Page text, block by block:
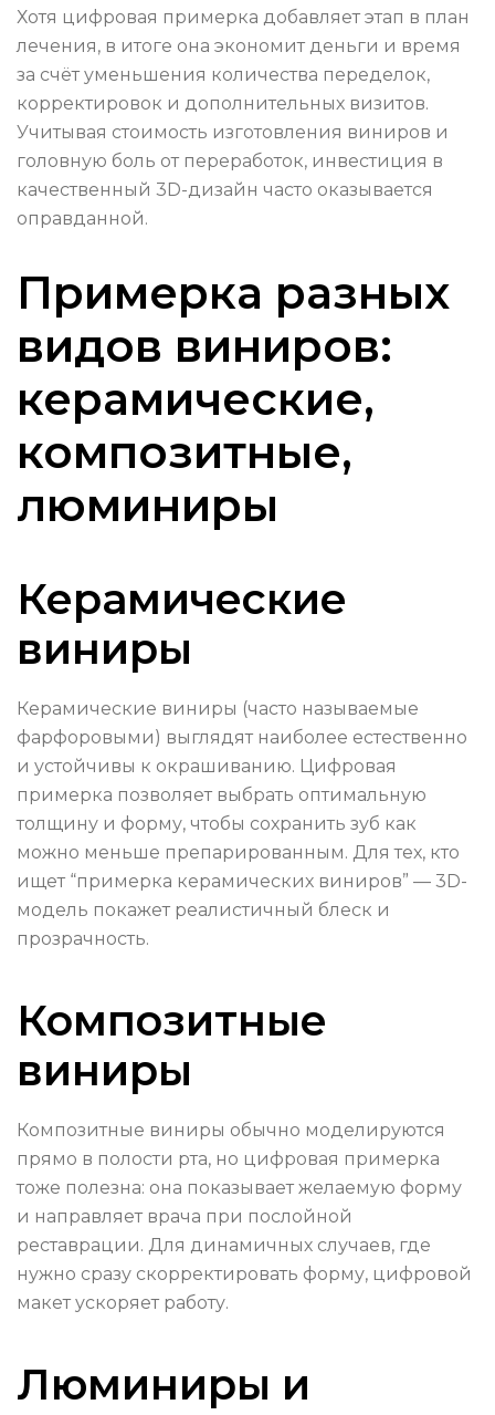
Хотя цифровая примерка добавляет этап в план
лечения, в итоге она экономит деньги и время
за счёт уменьшения количества переделок,
корректировок и дополнительных визитов.
Учитывая стоимость изготовления виниров и
головную боль от переработок, инвестиция в
качественный 3D-дизайн часто оказывается
оправданной.
Примерка разных
видов виниров:
керамические,
композитные,
люминиры
Керамические
виниры
Керамические виниры (часто называемые
фарфоровыми) выглядят наиболее естественно
и устойчивы к окрашиванию. Цифровая
примерка позволяет выбрать оптимальную
толщину и форму, чтобы сохранить зуб как
можно меньше препарированным. Для тех, кто
ищет “примерка керамических виниров” — 3D-
модель покажет реалистичный блеск и
прозрачность.
Композитные
виниры
Композитные виниры обычно моделируются
прямо в полости рта, но цифровая примерка
тоже полезна: она показывает желаемую форму
и направляет врача при послойной
реставрации. Для динамичных случаев, где
нужно сразу скорректировать форму, цифровой
макет ускоряет работу.
Люминиры и